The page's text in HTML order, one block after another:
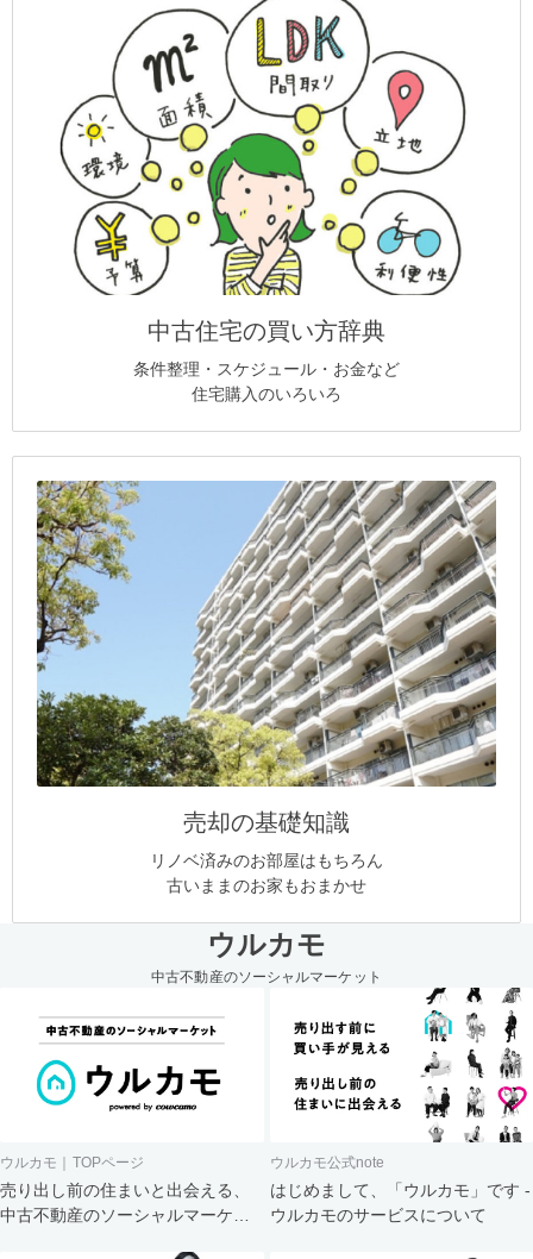
中古住宅の買い方辞典
条件整理・スケジュール・お金など
住宅購入のいろいろ
売却の基礎知識
リノベ済みのお部屋はもちろん
古いままのお家もおまかせ
ウルカモ
中古不動産のソーシャルマーケット
ウルカモ｜TOPページ
売り出し前の住まいと出会える、
中古不動産のソーシャルマーケッ
ウルカモ公式note
はじめまして、「ウルカモ」です -
ウルカモのサービスについて